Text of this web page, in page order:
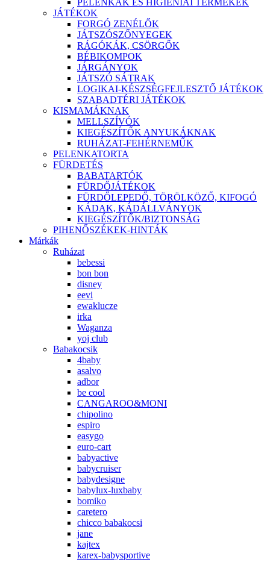
PELENKÁK ÉS HIGIÉNIAI TERMÉKEK
JÁTÉKOK
FORGÓ ZENÉLŐK
JÁTSZÓSZŐNYEGEK
RÁGÓKÁK, CSÖRGŐK
BÉBIKOMPOK
JÁRGÁNYOK
JÁTSZÓ SÁTRAK
LOGIKAI-KÉSZSÉGFEJLESZTŐ JÁTÉKOK
SZABADTÉRI JÁTÉKOK
KISMAMÁKNAK
MELLSZÍVÓK
KIEGÉSZÍTŐK ANYUKÁKNAK
RUHÁZAT-FEHÉRNEMŰK
PELENKATORTA
FÜRDETÉS
BABATARTÓK
FÜRDŐJÁTÉKOK
FÜRDŐLEPEDŐ, TÖRÖLKÖZŐ, KIFOGÓ
KÁDAK, KÁDÁLLVÁNYOK
KIEGÉSZÍTŐK/BIZTONSÁG
PIHENŐSZÉKEK-HINTÁK
Márkák
Ruházat
bebessi
bon bon
disney
eevi
ewaklucze
irka
Waganza
yoj club
Babakocsik
4baby
asalvo
adbor
be cool
CANGAROO&MONI
chipolino
espiro
easygo
euro-cart
babyactive
babycruiser
babydesigne
babylux-luxbaby
bomiko
caretero
chicco babakocsi
jane
kajtex
karex-babysportive